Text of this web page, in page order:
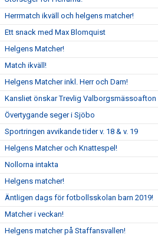
Herrmatch ikväll och helgens matcher!
Ett snack med Max Blomquist
Helgens Matcher!
Match ikväll!
Helgens Matcher inkl. Herr och Dam!
Kansliet önskar Trevlig Valborgsmässoafton
Övertygande seger i Sjöbo
Sportringen avvikande tider v. 18 & v. 19
Helgens Matcher och Knattespel!
Nollorna intakta
Helgens matcher!
Äntligen dags för fotbollsskolan barn 2019!
Matcher i veckan!
Helgens matcher på Staffansvallen!